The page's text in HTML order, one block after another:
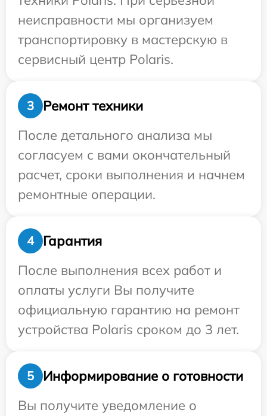
неисправности мы организуем
транспортировку в мастерскую в
сервисный центр Polaris.
3
Ремонт техники
После детального анализа мы
согласуем с вами окончательный
расчет, сроки выполнения и начнем
ремонтные операции.
4
Гарантия
После выполнения всех работ и
оплаты услуги Вы получите
официальную гарантию на ремонт
устройства Polaris сроком до 3 лет.
5
Информирование о готовности
Вы получите уведомление о